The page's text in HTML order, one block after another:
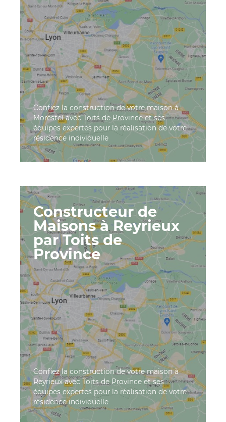
Confiez la construction de votre maison à
Morestel avec Toits de Province et ses
équipes expertes pour la réalisation de votre
résidence individuelle
Constructeur de
Maisons à Reyrieux
par Toits de
Province
Confiez la construction de votre maison à
Reyrieux avec Toits de Province et ses
équipes expertes pour la réalisation de votre
résidence individuelle